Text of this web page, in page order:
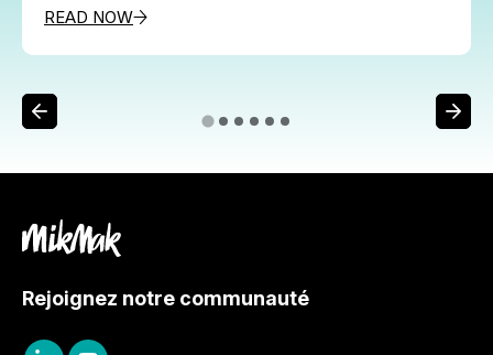
READ NOW
Rejoignez notre communauté